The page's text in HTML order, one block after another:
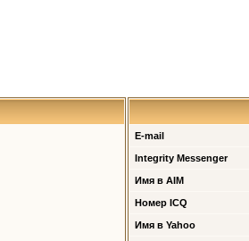
E-mail
Integrity Messenger
Имя в AIM
Номер ICQ
Имя в Yahoo